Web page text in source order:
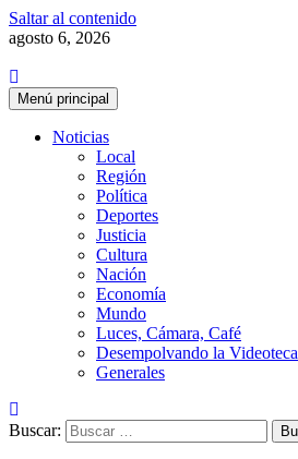
Saltar al contenido
agosto 6, 2026
Menú principal
Noticias
Local
Región
Política
Deportes
Justicia
Cultura
Nación
Economía
Mundo
Luces, Cámara, Café
Desempolvando la Videoteca
Generales
Buscar: